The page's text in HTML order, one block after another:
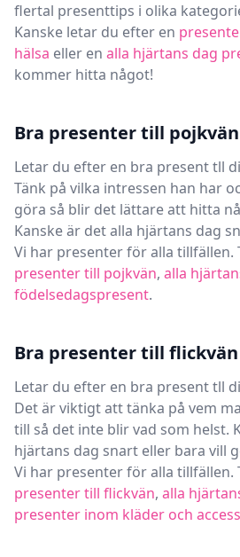
flertal presenttips i olika
Kanske letar du efter en
hälsa eller en alla hjärtans dag
kommer hitta något!
Bra presenter till pojkvän
Letar du efter en bra present tll
Tänk på vilka intressen han har
göra så blir det lättare att hitta
Kanske är det alla hjärtans dag
Vi har presenter för alla tillfällen.
presenter till pojkvän, alla
födelsedagspresent.
Bra presenter till flickvän
Letar du efter en bra present tll
Det är viktigt att tänka på vem
till så det inte blir vad som helst.
hjärtans dag snart eller bara vill
Vi har presenter för alla tillfällen.
presenter till flickvän, alla
presenter inom kläder och